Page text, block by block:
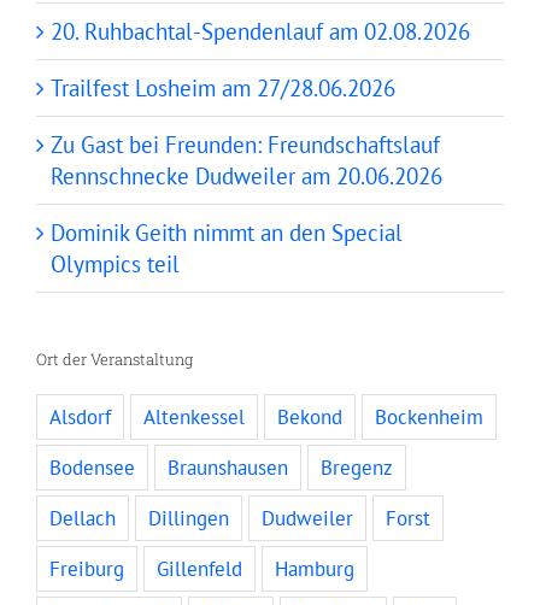
20. Ruhbachtal-Spendenlauf am 02.08.2026
Trailfest Losheim am 27/28.06.2026
Zu Gast bei Freunden: Freundschaftslauf
Rennschnecke Dudweiler am 20.06.2026
Dominik Geith nimmt an den Special
Olympics teil
Ort der Veranstaltung
Alsdorf Altenkessel Bekond
Bockenheim
Bodensee
Braunshausen
Bregenz
Dellach
Dillingen Dudweiler
Forst
Freiburg
Gillenfeld
Hamburg